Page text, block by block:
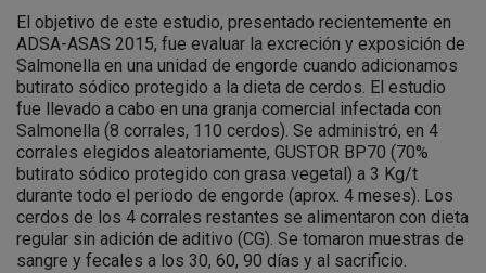
El objetivo de este estudio, presentado recientemente en
ADSA-ASAS 2015, fue evaluar la excreción y exposición de
Salmonella en una unidad de engorde cuando adicionamos
butirato sódico protegido a la dieta de cerdos. El estudio
fue llevado a cabo en una granja comercial infectada con
Salmonella (8 corrales, 110 cerdos). Se administró, en 4
corrales elegidos aleatoriamente, GUSTOR BP70 (70%
butirato sódico protegido con grasa vegetal) a 3 Kg/t
durante todo el periodo de engorde (aprox. 4 meses). Los
cerdos de los 4 corrales restantes se alimentaron con dieta
regular sin adición de aditivo (CG). Se tomaron muestras de
sangre y fecales a los 30, 60, 90 días y al sacrificio.